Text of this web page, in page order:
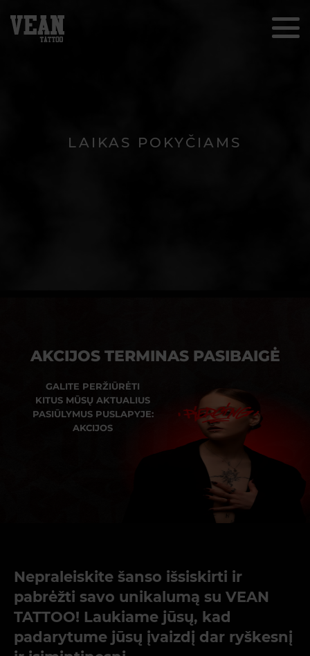
LAIKAS POKYČIAMS
AKCIJOS TERMINAS PASIBAIGĖ
GALITE PERŽIŪRĖTI
KITUS MŪSŲ AKTUALIUS
PASIŪLYMUS PUSLAPYJE:
AKCIJOS
Nepraleiskite šanso išsiskirti ir
pabrėžti savo unikalumą su VEAN
TATTOO! Laukiame jūsų, kad
padarytume jūsų įvaizdį dar ryškesnį